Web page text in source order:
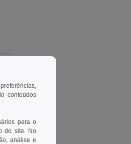
conteúdos
para o
do site. No
análise e